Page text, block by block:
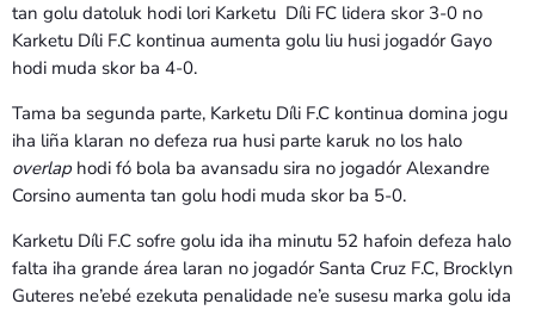
tan golu datoluk hodi lori Karketu Díli FC lidera skor 3-0 no
Karketu Díli F.C kontinua aumenta golu liu husi jogadór Gayo
hodi muda skor ba 4-0.
Tama ba segunda parte, Karketu Díli F.C kontinua domina jogu
iha liña klaran no defeza rua husi parte karuk no los halo
overlap hodi fó bola ba avansadu sira no jogadór Alexandre
Corsino aumenta tan golu hodi muda skor ba 5-0.
Karketu Díli F.C sofre golu ida iha minutu 52 hafoin defeza halo
falta iha grande área laran no jogadór Santa Cruz F.C, Brocklyn
Guteres ne’ebé ezekuta penalidade ne’e susesu marka golu ida